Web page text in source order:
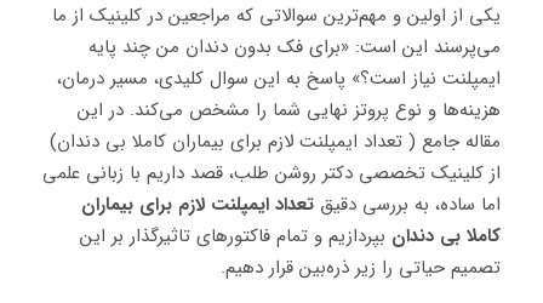
یکی از اولین و مهم‌ترین سوالاتی که مراجعین در کلینیک از ما
می‌پرسند این است: «برای فک بدون دندان من چند پایه
ایمپلنت نیاز است؟» پاسخ به این سوال کلیدی، مسیر درمان،
هزینه‌ها و نوع پروتز نهایی شما را مشخص می‌کند. در این
مقاله جامع ( تعداد ایمپلنت لازم برای بیماران کاملا بی دندان)
از کلینیک تخصصی دکتر روشن طلب، قصد داریم با زبانی علمی
اما ساده، به بررسی دقیق تعداد ایمپلنت لازم برای بیماران
کاملا بی دندان بپردازیم و تمام فاکتورهای تاثیرگذار بر این
تصمیم حیاتی را زیر ذره‌بین قرار دهیم.